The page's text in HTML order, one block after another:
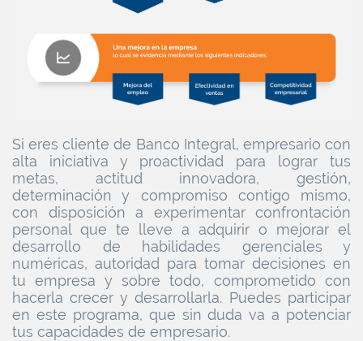
Si eres cliente de Banco Integral, empresario con
alta iniciativa y proactividad para lograr tus
metas, actitud innovadora, gestión,
determinación y compromiso contigo mismo,
con disposición a experimentar confrontación
personal que te lleve a adquirir o mejorar el
desarrollo de habilidades gerenciales y
numéricas, autoridad para tomar decisiones en
tu empresa y sobre todo, comprometido con
hacerla crecer y desarrollarla. Puedes participar
en este programa, que sin duda va a potenciar
tus capacidades de empresario.